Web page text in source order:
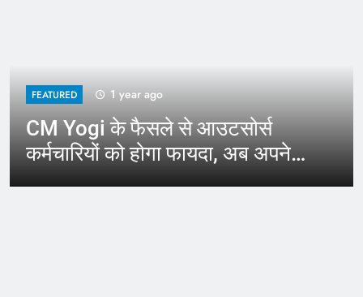
FEATURED 1 year ago
CM Yogi के फैसले से आउटसोर्स
कर्मचारियों को होगा फायदा, अब अपने
जिले में कर सकेंगे काम